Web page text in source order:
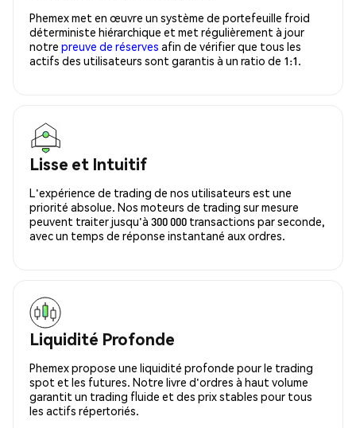
Phemex met en œuvre un système de portefeuille froid
déterministe hiérarchique et met régulièrement à jour
notre preuve de réserves afin de vérifier que tous les
actifs des utilisateurs sont garantis à un ratio de 1:1.
Lisse et Intuitif
L'expérience de trading de nos utilisateurs est une
priorité absolue. Nos moteurs de trading sur mesure
peuvent traiter jusqu'à 300 000 transactions par seconde,
avec un temps de réponse instantané aux ordres.
Liquidité Profonde
Phemex propose une liquidité profonde pour le trading
spot et les futures. Notre livre d'ordres à haut volume
garantit un trading fluide et des prix stables pour tous
les actifs répertoriés.